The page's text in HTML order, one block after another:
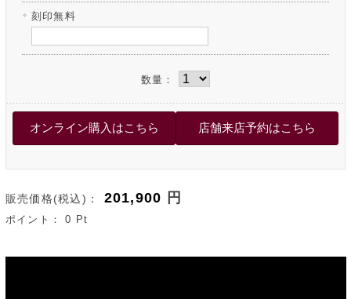
刻印無料
数量：
販売価格(税込)： 201,900 円
ポイント：0 Pt